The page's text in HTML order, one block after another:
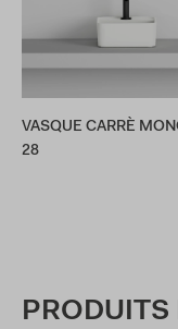
VASQUE CARRÈ
28
PRODUITS